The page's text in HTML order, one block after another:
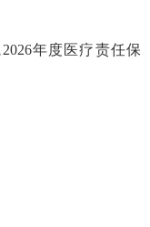
2026年度医疗责任保